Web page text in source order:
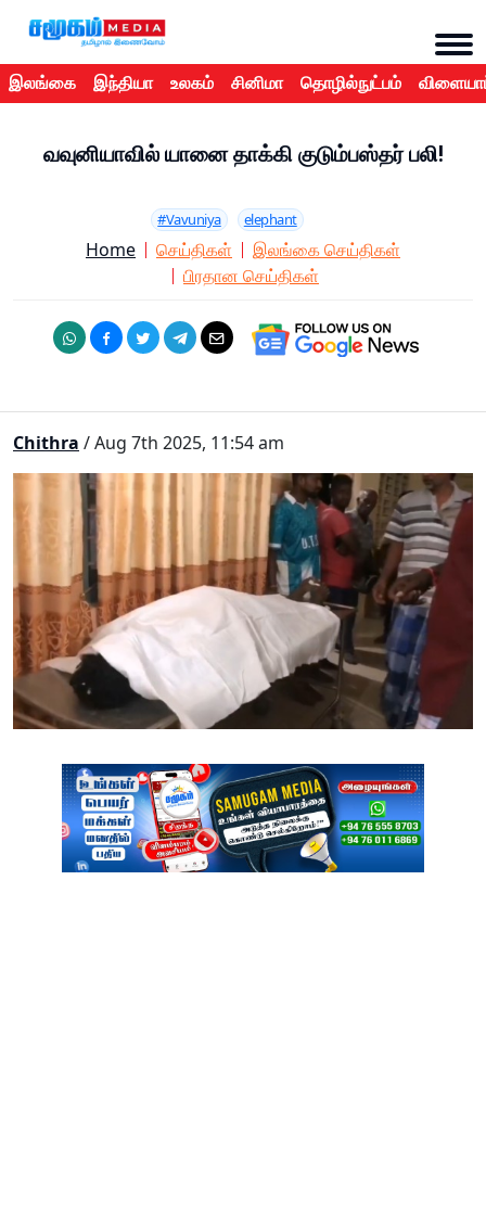
இலங்கை இந்தியா உலகம் சினிமா தொழில்நுட்பம்
வவுனியாவில் யானை தாக்கி குடும்பஸ்தர் பலி!
#Vavuniya elephant
Home செய்திகள்
இலங்கை செய்திகள்
பிரதான செய்திகள்
Chithra / Aug 7th 2025, 11:54 am